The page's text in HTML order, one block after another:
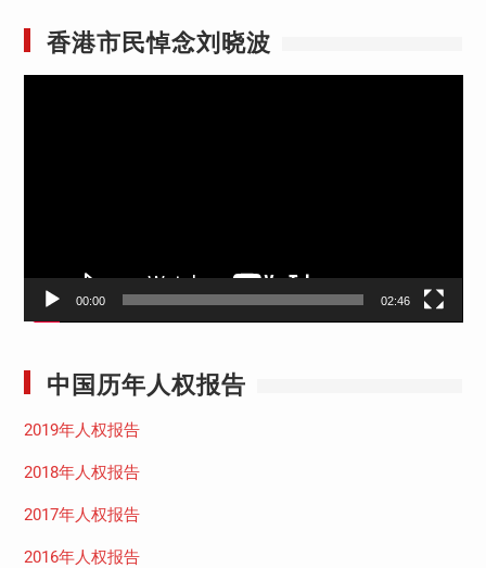
香港市民悼念刘晓波
00:00 02:46
中国历年人权报告
2019年人权报告
2018年人权报告
2017年人权报告
2016年人权报告